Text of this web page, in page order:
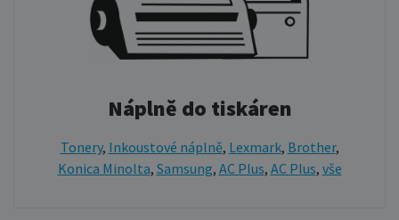
Náplně do tiskáren
Tonery, Inkoustové náplně, Lexmark, Brother,
Konica Minolta, Samsung, AC Plus, AC Plus, vše